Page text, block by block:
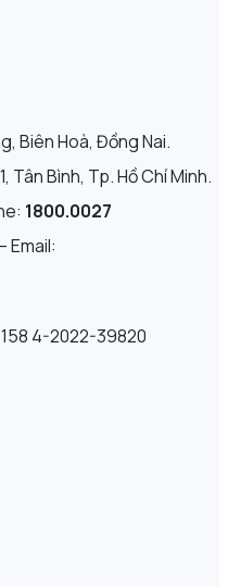
Biên Hoà, Đồng Nai.
Tân Bình, Tp. Hồ Chí Minh.
1800.0027
Email:
4-2022-39820